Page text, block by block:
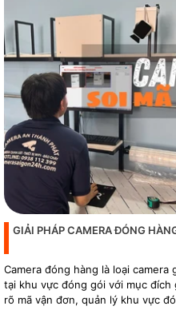
GIẢI PHÁP CAMERA ĐÓNG
Camera đóng hàng là loại
tại khu vực đóng gói với mục
rõ mã vận đơn, quản lý khu vực